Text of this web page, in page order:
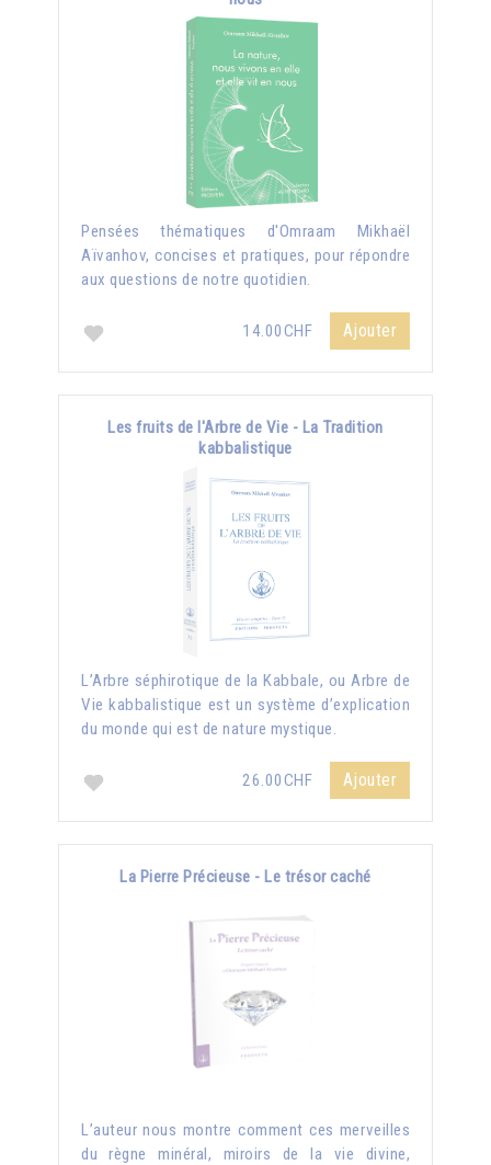
Pensées thématiques d'Omraam Mikhaël
Aïvanhov, concises et pratiques, pour répondre
aux questions de notre quotidien.
14.00CHF Ajouter
Les fruits de l'Arbre de Vie - La Tradition
kabbalistique
L’Arbre séphirotique de la Kabbale, ou Arbre de
Vie kabbalistique est un système d’explication
du monde qui est de nature mystique.
26.00CHF Ajouter
La Pierre Précieuse - Le trésor caché
L’auteur nous montre comment ces merveilles
du règne minéral, miroirs de la vie divine,